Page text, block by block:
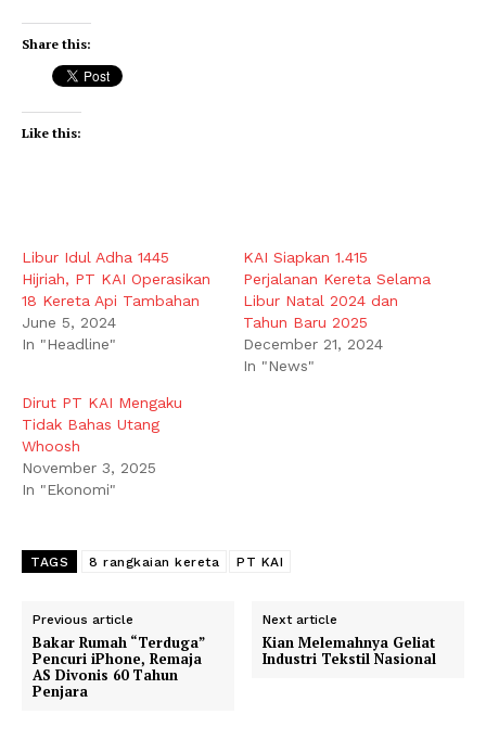
Share this:
Like this:
Libur Idul Adha 1445
Hijriah, PT KAI Operasikan
18 Kereta Api Tambahan
June 5, 2024
In "Headline"
KAI Siapkan 1.415
Perjalanan Kereta Selama
Libur Natal 2024 dan
Tahun Baru 2025
December 21, 2024
In "News"
Dirut PT KAI Mengaku
Tidak Bahas Utang
Whoosh
November 3, 2025
In "Ekonomi"
TAGS 8 rangkaian kereta PT KAI
Previous article
Bakar Rumah “Terduga”
Pencuri iPhone, Remaja
AS Divonis 60 Tahun
Penjara
Next article
Kian Melemahnya Geliat
Industri Tekstil Nasional